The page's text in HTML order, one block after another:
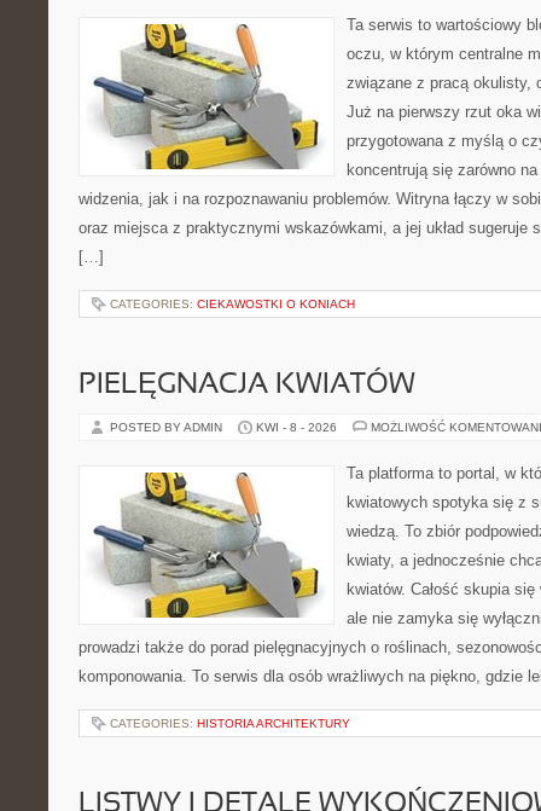
Ta serwis to wartościowy
oczu, w którym centralne
związane z pracą okulisty,
Już na pierwszy rzut oka
przygotowana z myślą o
koncentrują się zarówno
widzenia, jak i na rozpoznawaniu problemów. Witryna łączy w
oraz miejsca z praktycznymi wskazówkami, a jej układ sugeruje
[…]
CATEGORIES: CIEKAWOSTKI O KONIACH
PIELĘGNACJA KWIATÓW
POSTED BY ADMIN KWI - 8 - 2026 MOŻLIWOŚĆ
Ta platforma to portal, w
kwiatowych spotyka się z
wiedzą. To zbiór
kwiaty, a jednocześnie
kwiatów. Całość skupia
ale nie zamyka się
prowadzi także do porad pielęgnacyjnych o roślinach,
komponowania. To serwis dla osób wrażliwych na piękno, gdzie
CATEGORIES: HISTORIA ARCHITEKTURY
LISTWY I DETALE